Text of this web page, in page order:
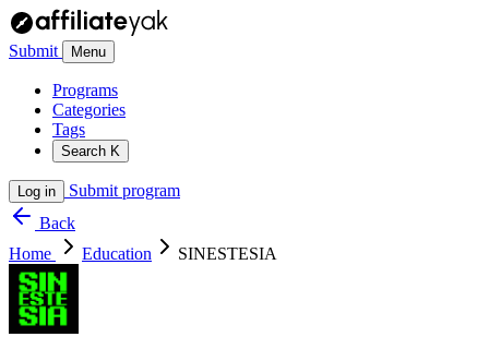
Submit Menu
Programs
Categories
Tags
Search K
Log in
Submit program
Back
Home
Education SINESTESIA